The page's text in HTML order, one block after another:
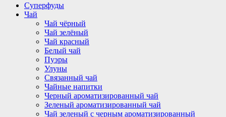
Суперфуды
Чай
Чай чёрный
Чай зелёный
Чай красный
Белый чай
Пуэры
Улуны
Связанный чай
Чайные напитки
Черный ароматизированный чай
Зеленый ароматизированный чай
Чай зеленый с черным ароматизированный